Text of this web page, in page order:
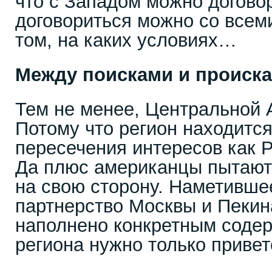
договориться можно со
том, на каких условиях…
Между поисками и
Тем не менее, Центральной
Потому что регион
пересечения интересов как
Да плюс американцы
на свою сторону.
партнерство Москвы и
наполнено конкретным
региона нужно только